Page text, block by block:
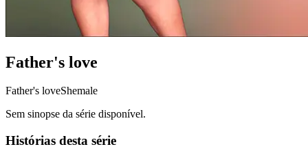
Father's love
Father's loveShemale
Sem sinopse da série disponível.
Histórias desta série